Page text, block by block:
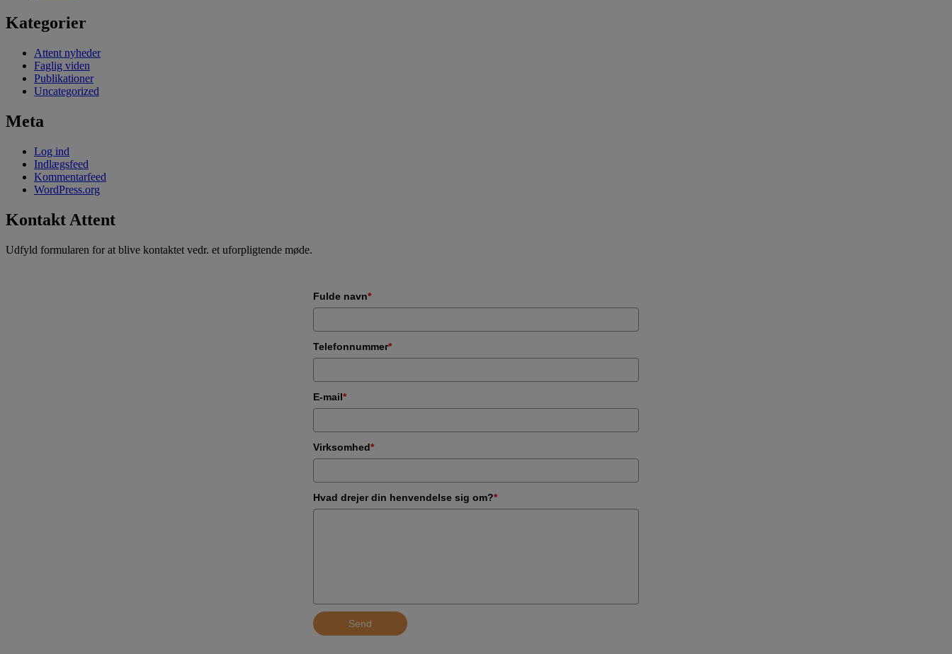
Kategorier
Attent nyheder
Faglig viden
Publikationer
Uncategorized
Meta
Log ind
Indlægsfeed
Kommentarfeed
WordPress.org
Kontakt Attent
Udfyld formularen for at blive kontaktet vedr. et uforpligtende møde.
Fulde navn*
Telefonnummer*
E-mail*
Virksomhed*
Hvad drejer din henvendelse sig om?*
Send